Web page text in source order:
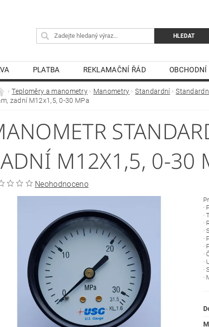
PLATBA REKLAMAČNÍ ŘÁD
Teploměry a manometry Manometry Standardní
zadní M12x1,5, 0-30 MPa
M12X1,5, 0-30
Neohodnoceno
·
·
·
·
·
·
·
·
·
·